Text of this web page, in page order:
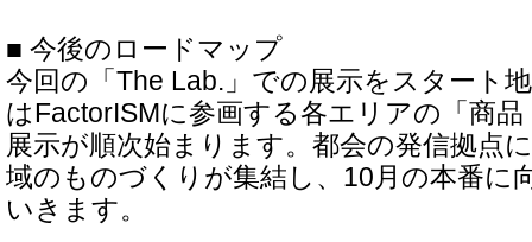
■ 今後のロードマップ
今回の「The Lab.」での展示をスタート
はFactorISMに参画する各エリアの「商
展示が順次始まります。都会の発信拠点
域のものづくりが集結し、10月の本番に
いきます。